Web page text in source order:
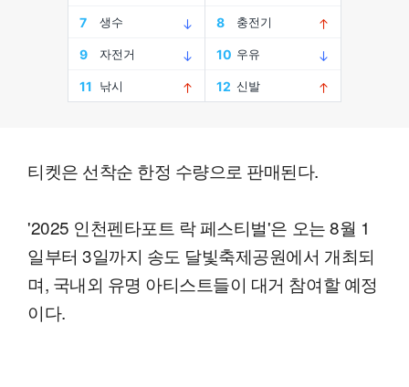
티켓은 선착순 한정 수량으로 판매된다.
'2025 인천펜타포트 락 페스티벌'은 오는 8월 1
일부터 3일까지 송도 달빛축제공원에서 개최되
며, 국내외 유명 아티스트들이 대거 참여할 예정
이다.